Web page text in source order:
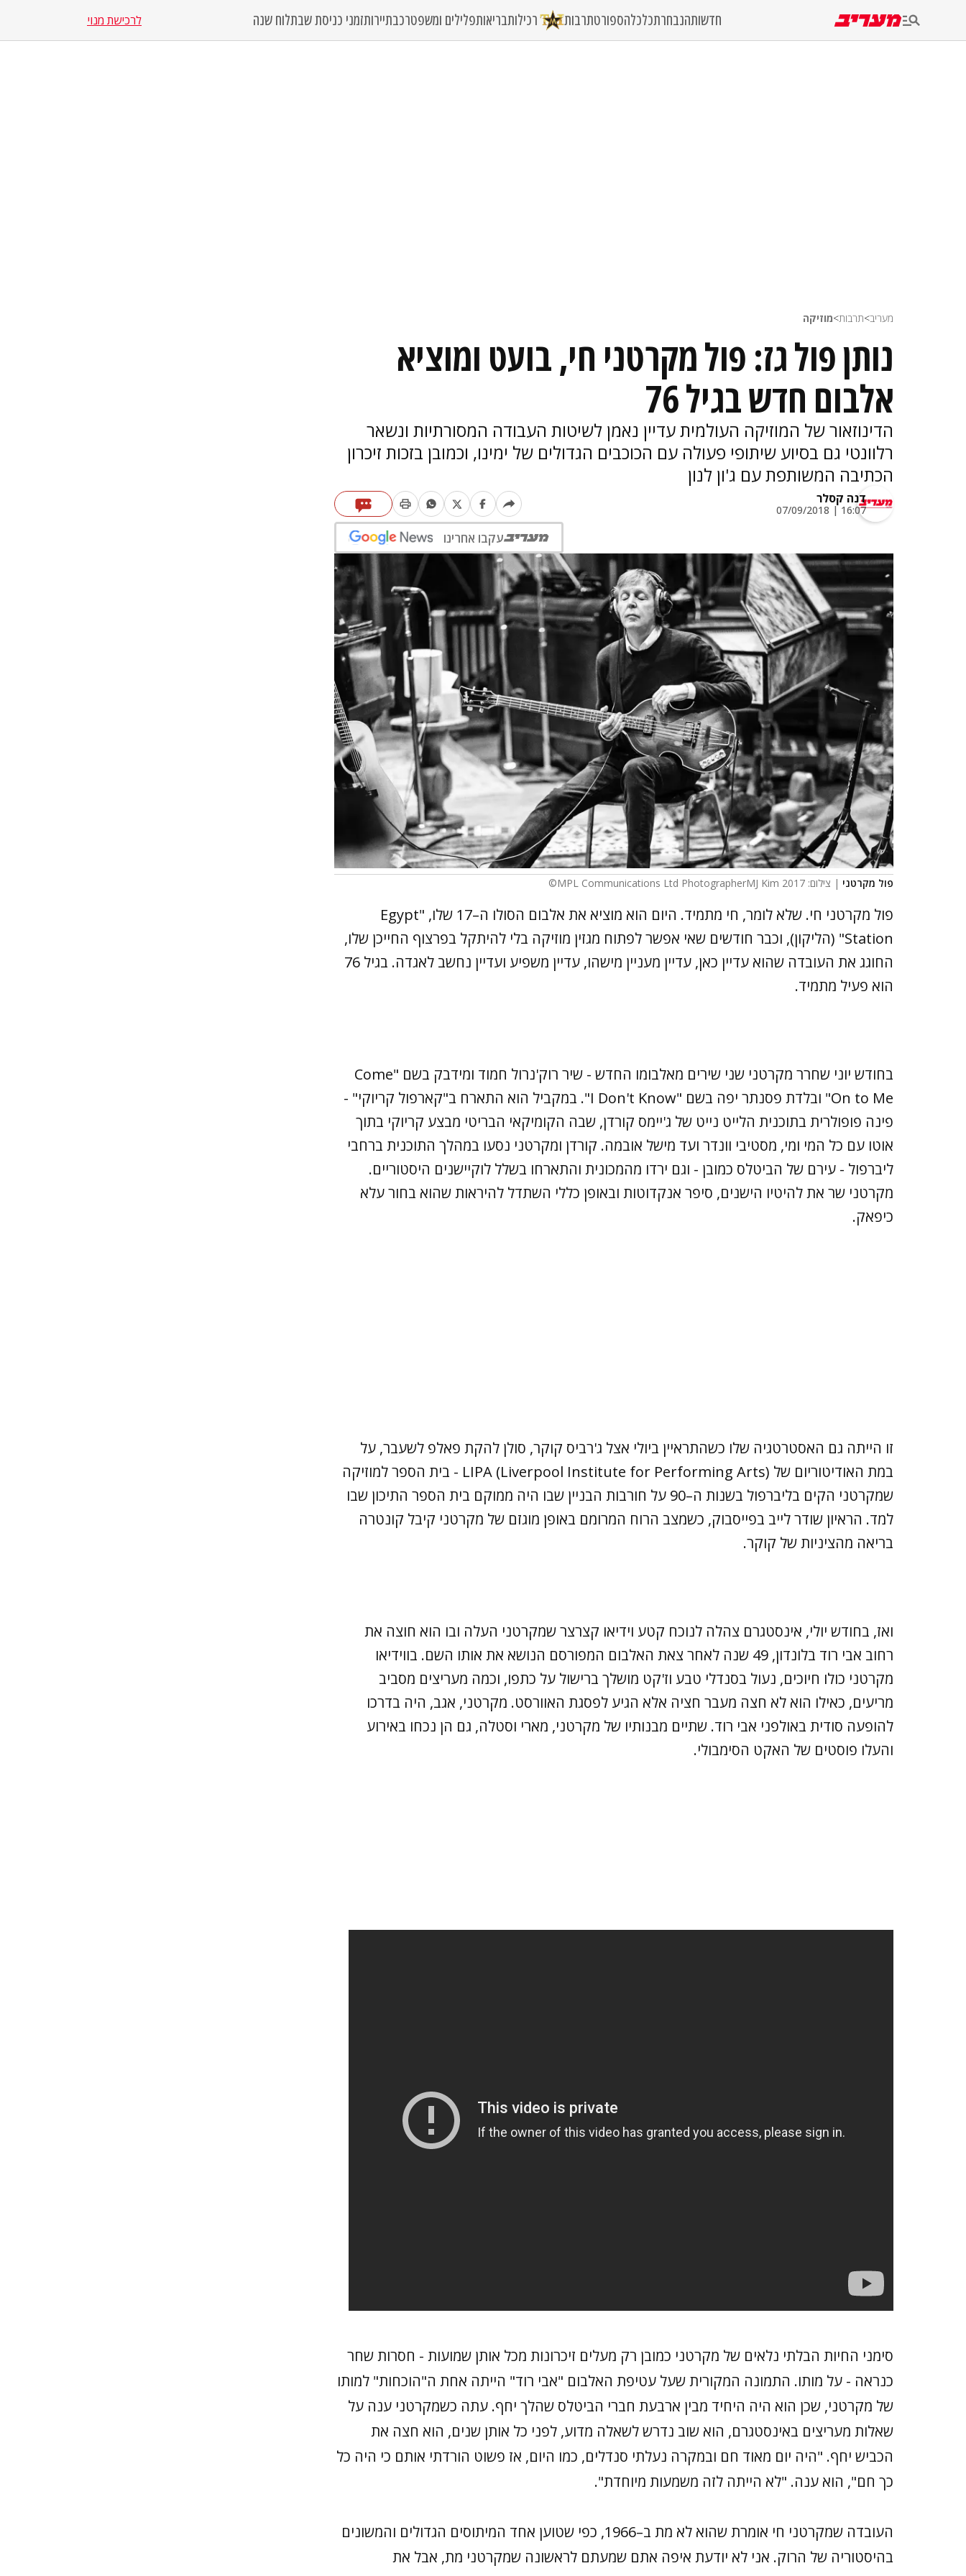
חדשותהנבחרתכלכלהספורטתרבות רכילותבריאותפלילים ומשפטרכבתיירותזמני כניסת שבתלוח שנה לרכישת מנוי
מעריב>תרבות>מוזיקה
נותן פול גז: פול מקרטני חי, בועט ומוציא
אלבום חדש בגיל 76
הדינוזאור של המוזיקה העולמית עדיין נאמן לשיטות העבודה המסורתיות ונשאר
רלוונטי גם בסיוע שיתופי פעולה עם הכוכבים הגדולים של ימינו, וכמובן בזכות זיכרון
הכתיבה המשותפת עם ג'ון לנון
דנה קסלר
16:07 | 07/09/2018
עקבו אחרינו
פול מקרטני | צילום: 2017 MPL Communications Ltd PhotographerMJ Kim©
פול מקרטני חי. שלא לומר, חי מתמיד. היום הוא מוציא את אלבום הסולו ה–17 שלו, "Egypt
Station" (הליקון), וכבר חודשים שאי אפשר לפתוח מגזין מוזיקה בלי להיתקל בפרצוף החייכן שלו,
החוגג את העובדה שהוא עדיין כאן, עדיין מעניין מישהו, עדיין משפיע ועדיין נחשב לאגדה. בגיל 76
הוא פעיל מתמיד.
בחודש יוני שחרר מקרטני שני שירים מאלבומו החדש - שיר רוק'נרול חמוד ומידבק בשם "Come
On to Me" ובלדת פסנתר יפה בשם "I Don't Know". במקביל הוא התארח ב"קארפול קריוקי" -
פינה פופולרית בתוכנית הלייט נייט של ג'יימס קורדן, שבה הקומיקאי הבריטי מבצע קריוקי בתוך
אוטו עם כל המי ומי, מסטיבי וונדר ועד מישל אובמה. קורדן ומקרטני נסעו במהלך התוכנית ברחבי
ליברפול - עירם של הביטלס כמובן - וגם ירדו מהמכונית והתארחו בשלל לוקיישנים היסטוריים.
מקרטני שר את להיטיו הישנים, סיפר אנקדוטות ובאופן כללי השתדל להיראות שהוא בחור עלא
כיפאק.
זו הייתה גם האסטרטגיה שלו כשהתראיין ביולי אצל ג'רביס קוקר, סולן להקת פאלפ לשעבר, על
במת האודיטוריום של LIPA (Liverpool Institute for Performing Arts) - בית הספר למוזיקה
שמקרטני הקים בליברפול בשנות ה–90 על חורבות הבניין שבו היה ממוקם בית הספר התיכון שבו
למד. הראיון שודר לייב בפייסבוק, כשמצב הרוח המרומם באופן מוגזם של מקרטני קיבל קונטרה
בריאה מהציניות של קוקר.
ואז, בחודש יולי, אינסטגרם צהלה לנוכח קטע וידיאו קצרצר שמקרטני העלה ובו הוא חוצה את
רחוב אבי רוד בלונדון, 49 שנה לאחר צאת האלבום המפורסם הנושא את אותו השם. בווידיאו
מקרטני כולו חיוכים, נעול בסנדלי טבע וז'קט מושלך ברישול על כתפו, וכמה מעריצים מסביב
מריעים, כאילו הוא לא חצה מעבר חציה אלא הגיע לפסגת האוורסט. מקרטני, אגב, היה בדרכו
להופעה סודית באולפני אבי רוד. שתיים מבנותיו של מקרטני, מארי וסטלה, גם הן נכחו באירוע
והעלו פוסטים של האקט הסימבולי.
סימני החיות הבלתי נלאים של מקרטני כמובן רק מעלים זיכרונות מכל אותן שמועות - חסרות שחר
כנראה - על מותו. התמונה המקורית שעל עטיפת האלבום "אבי רוד" הייתה אחת ה"הוכחות" למותו
של מקרטני, שכן הוא היה היחיד מבין ארבעת חברי הביטלס שהלך יחף. עתה כשמקרטני ענה על
שאלות מעריצים באינסטגרם, הוא שוב נדרש לשאלה מדוע, לפני כל אותן שנים, הוא חצה את
הכביש יחף. "היה יום מאוד חם ובמקרה נעלתי סנדלים, כמו היום, אז פשוט הורדתי אותם כי היה כל
כך חם", הוא ענה. "לא הייתה לזה משמעות מיוחדת".
העובדה שמקרטני חי אומרת שהוא לא מת ב–1966, כפי שטוען אחד המיתוסים הגדולים והמשונים
בהיסטוריה של הרוק. אני לא יודעת איפה אתם שמעתם לראשונה שמקרטני מת, אבל את